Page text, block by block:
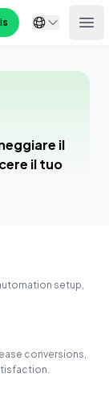
il
il tuo
setup,
conversions,